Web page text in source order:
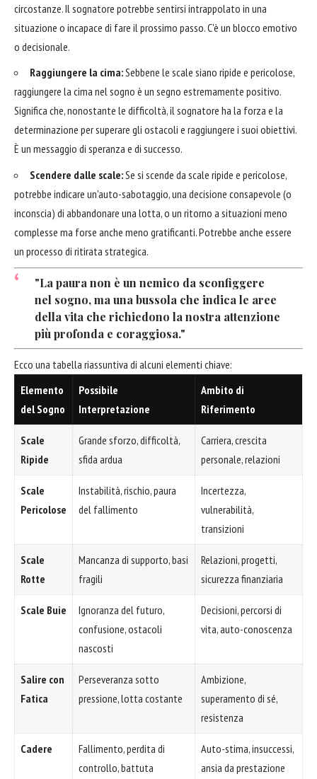
circostanze. Il sognatore potrebbe sentirsi intrappolato in una
situazione o incapace di fare il prossimo passo. C'è un blocco emotivo
o decisionale.
Raggiungere la cima:Sebbene le scale siano ripide e pericolose,
raggiungere la cima nel sogno è un segno estremamente positivo.
Significa che, nonostante le difficoltà, il sognatore ha la forza e la
determinazione per superare gli ostacoli e raggiungere i suoi obiettivi.
È un messaggio di speranza e di successo.
Scendere dalle scale:Se si scende da scale ripide e pericolose,
potrebbe indicare un'auto-sabotaggio, una decisione consapevole (o
inconscia) di abbandonare una lotta, o un ritorno a situazioni meno
complesse ma forse anche meno gratificanti. Potrebbe anche essere
un processo di ritirata strategica.
"La paura non è un nemico da sconfiggere
nel sogno, ma una bussola che indica le aree
della vita che richiedono la nostra attenzione
più profonda e coraggiosa."
Ecco una tabella riassuntiva di alcuni elementi chiave:
Elemento
del Sogno
Possibile
Interpretazione
Ambito di
Riferimento
Scale
Ripide
Grande sforzo, difficoltà,
sfida ardua
Carriera, crescita
personale, relazioni
Scale
Pericolose
Instabilità, rischio, paura
del fallimento
Incertezza,
vulnerabilità,
transizioni
Scale
Rotte
Mancanza di supporto, basi
fragili
Relazioni, progetti,
sicurezza finanziaria
Scale Buie
Ignoranza del futuro,
confusione, ostacoli
nascosti
Decisioni, percorsi di
vita, auto-conoscenza
Salire con
Fatica
Perseveranza sotto
pressione, lotta costante
Ambizione,
superamento di sé,
resistenza
Cadere
Fallimento, perdita di
controllo, battuta
Auto-stima, insuccessi,
ansia da prestazione